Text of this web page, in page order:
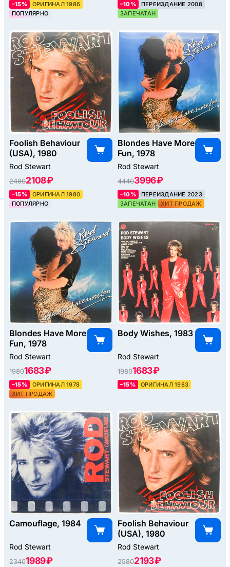
–15%
ОРИГИНАЛ 1986
ПОПУЛЯРНО
–10%
ПЕРЕИЗДАНИЕ 2008
ЗАПЕЧАТАН
Foolish Behaviour
(USA), 1980
Rod Stewart
24802108 ₽
–15%
ОРИГИНАЛ 1980
ПОПУЛЯРНО
Blondes Have More
Fun, 1978
Rod Stewart
44403996 ₽
–10%
ПЕРЕИЗДАНИЕ 2023
ЗАПЕЧАТАН
ХИТ ПРОДАЖ
Blondes Have More
Fun, 1978
Rod Stewart
19801683 ₽
–15%
ОРИГИНАЛ 1978
ХИТ ПРОДАЖ
Body Wishes, 1983
Rod Stewart
19801683 ₽
–15% ОРИГИНАЛ 1983
Camouflage, 1984
Rod Stewart
23401989 ₽
Foolish Behaviour
(USA), 1980
Rod Stewart
25802193 ₽